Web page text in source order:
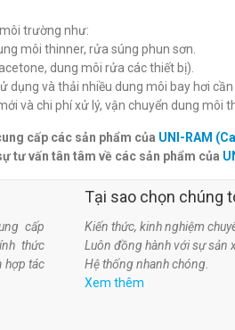
trường như:
môi thinner, rửa súng phun sơn.
dung môi rửa các thiết bị).
và thải nhiều dung môi bay hơi cần
và chi phí xử lý, vận chuyển dung môi
cấp các sản phẩm của UNI-RAM
tư vấn tân tâm về các sản phẩm của
cấp
thức
hợp tác
Tại sao chọn chúng
Kiến thức, kinh nghiệm
Luôn đồng hành với sự sản
Hệ thống nhanh chóng.
Xem thêm